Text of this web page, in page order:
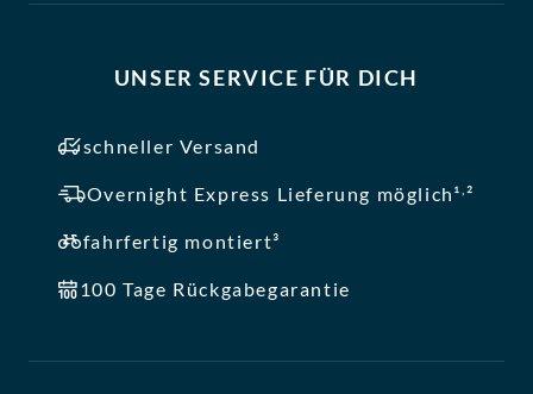
UNSER SERVICE FÜR DICH
schneller Versand
Overnight Express Lieferung möglich¹ ,²
fahrfertig montiert³
100 Tage Rückgabegarantie